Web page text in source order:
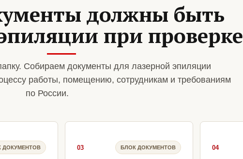
должны быть
при проверке
Собираем документы для лазерной эпиляции
работы, помещению, сотрудникам и требованиям
по России.
ДОКУМЕНТОВ 03 БЛОК ДОКУМЕНТОВ 04